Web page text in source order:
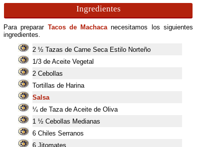
Ingredientes
Para preparar Tacos de Machacanecesitamos los siguientes
ingredientes.
2 ½ Tazas de Carne Seca Estilo Norteño
1/3 de Aceite Vegetal
2 Cebollas
Tortillas de Harina
Salsa
¼ de Taza de Aceite de Oliva
1 ½ Cebollas Medianas
6 Chiles Serranos
6 Jitomates